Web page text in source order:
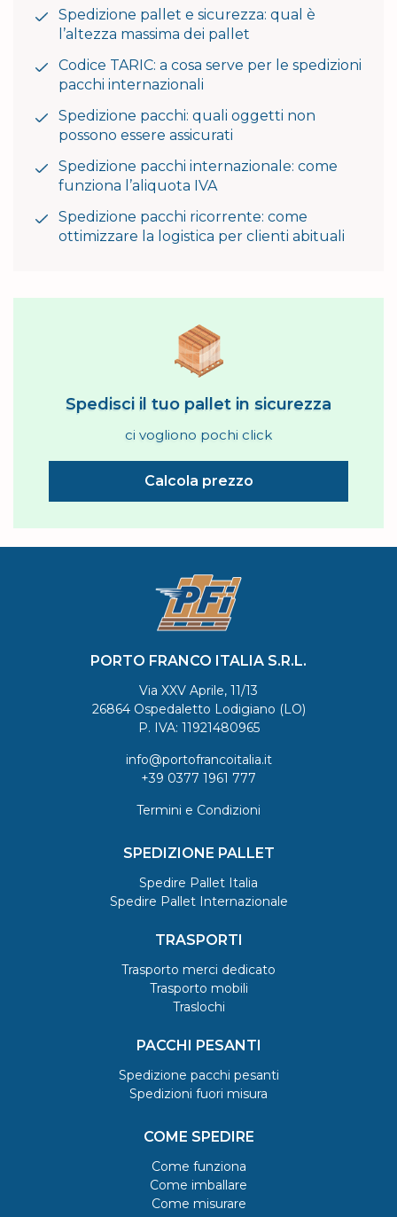
Spedizione pallet e sicurezza: qual è
l’altezza massima dei pallet
Codice TARIC: a cosa serve per le spedizioni
pacchi internazionali
Spedizione pacchi: quali oggetti non
possono essere assicurati
Spedizione pacchi internazionale: come
funziona l’aliquota IVA
Spedizione pacchi ricorrente: come
ottimizzare la logistica per clienti abituali
Spedisci il tuo pallet in sicurezza
ci vogliono pochi click
Calcola prezzo
PORTO FRANCO ITALIA S.R.L.
Via XXV Aprile, 11/13
26864 Ospedaletto Lodigiano (LO)
P. IVA: 11921480965
info@portofrancoitalia.it
+39 0377 1961 777
Termini e Condizioni
SPEDIZIONE PALLET
Spedire Pallet Italia
Spedire Pallet Internazionale
TRASPORTI
Trasporto merci dedicato
Trasporto mobili
Traslochi
PACCHI PESANTI
Spedizione pacchi pesanti
Spedizioni fuori misura
COME SPEDIRE
Come funziona
Come imballare
Come misurare